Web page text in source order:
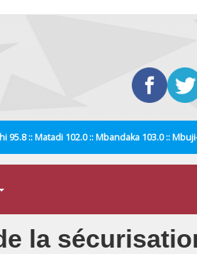
95.8 :: Matadi 102.0 :: Mbandaka 103.0 ::
la